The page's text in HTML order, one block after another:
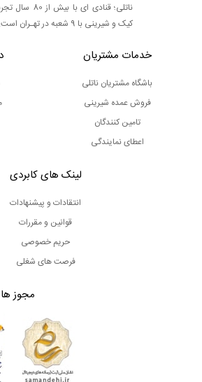
ناتلی؛ قنادی ای
کیک و شیرینی با 9 شعبه در تهـران است.
خدمات مشتریان
باشگاه مشتریان ناتلی
فروش عمده شیرینی
تامین کنندگان
اعطای نمایندگی
لینک های کابردی
انتقادات و پیشنهادات
قوانین و مقررات
حریم خصوصی
فرصت های شغلی
مجوز ها